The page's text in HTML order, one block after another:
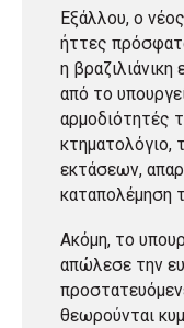
Εξάλλου, ο
ήττες
η
από το
αρμοδιότητές
κτηματολόγιο,
εκτάσεων,
καταπολέμηση
Ακόμη, το
απώλεσε την
θεωρούνται